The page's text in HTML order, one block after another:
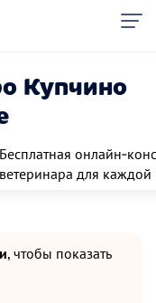
Купчино
Бесплатная
ветеринара для
, чтобы показать